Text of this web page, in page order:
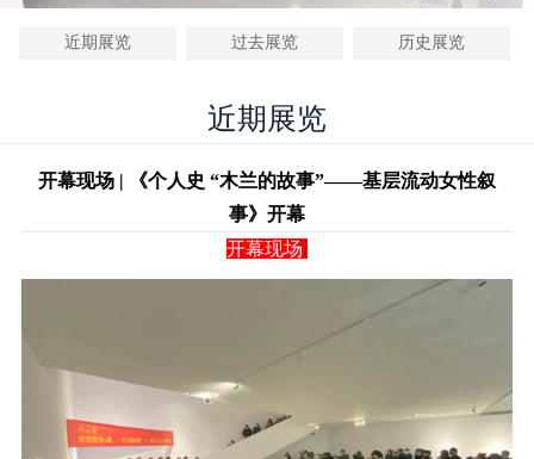
近期展览 过去展览 历史展览
近期展览
开幕现场 | 《个人史 “木兰的故事”——基层流动女性叙
事》开幕
开幕现场